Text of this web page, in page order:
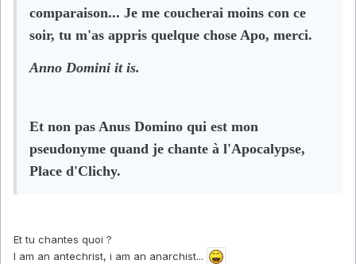
comparaison... Je me coucherai moins con ce
soir, tu m'as appris quelque chose Apo, merci.
Anno Domini it is.
Et non pas Anus Domino qui est mon
pseudonyme quand je chante à l'Apocalypse,
Place d'Clichy.
Et tu chantes quoi ?
I am an antechrist, i am an anarchist...